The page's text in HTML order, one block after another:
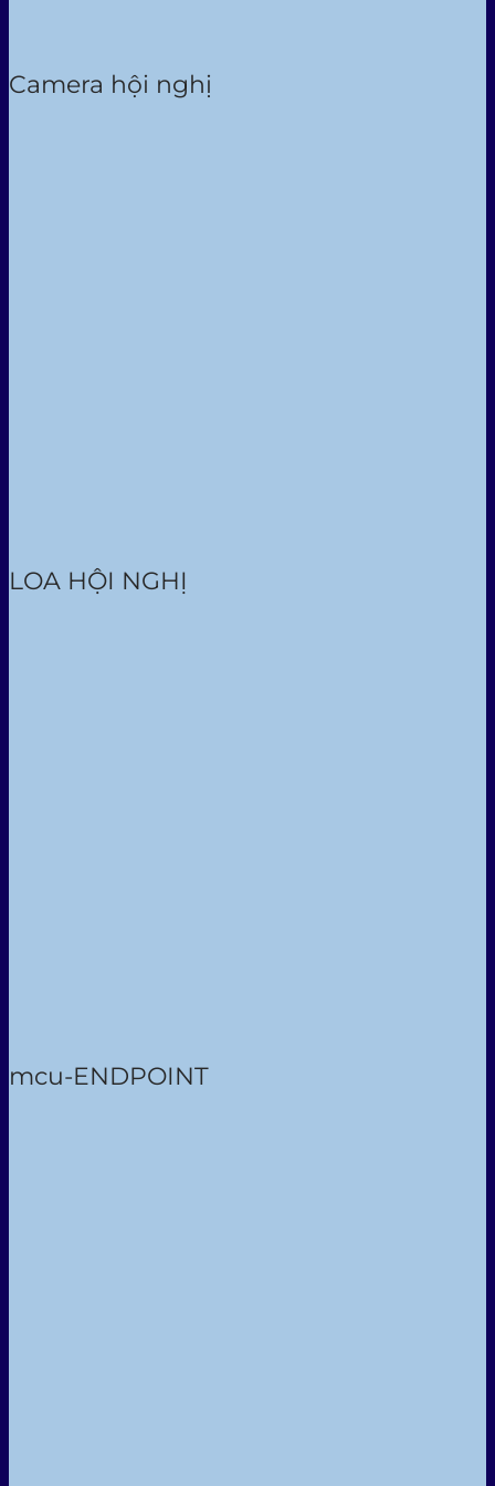
Camera hội nghị
LOA HỘI NGHỊ
mcu-ENDPOINT